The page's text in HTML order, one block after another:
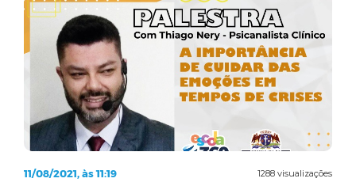
1288 visualizações
11/08/2021, às 11:19